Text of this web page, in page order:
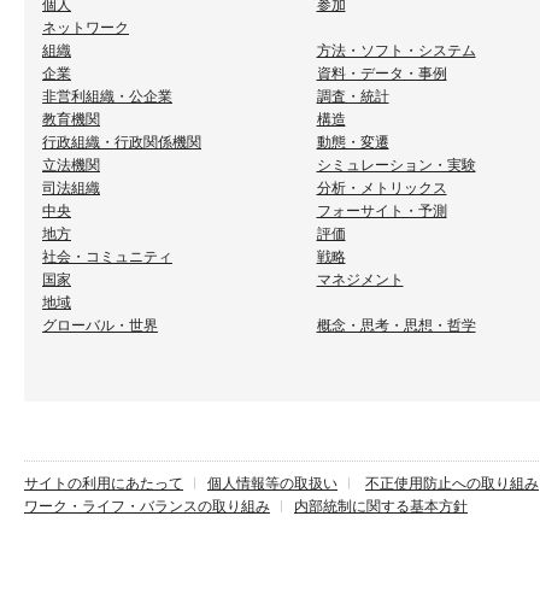
個人
参加
ネットワーク
組織
方法・ソフト・システム
企業
資料・データ・事例
非営利組織・公企業
調査・統計
教育機関
構造
行政組織・行政関係機関
動態・変遷
立法機関
シミュレーション・実験
司法組織
分析・メトリックス
中央
フォーサイト・予測
地方
評価
社会・コミュニティ
戦略
国家
マネジメント
地域
グローバル・世界
概念・思考・思想・哲学
サイトの利用にあたって 個人情報等の取扱い
不正使用防止への取り組み
ワーク・ライフ・バランスの取り組み
内部統制に関する基本方針